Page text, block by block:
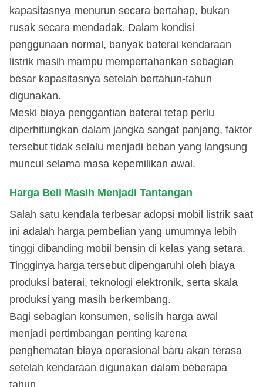
kapasitasnya menurun secara bertahap, bukan
rusak secara mendadak. Dalam kondisi
penggunaan normal, banyak baterai kendaraan
listrik masih mampu mempertahankan sebagian
besar kapasitasnya setelah bertahun-tahun
digunakan.
Meski biaya penggantian baterai tetap perlu
diperhitungkan dalam jangka sangat panjang, faktor
tersebut tidak selalu menjadi beban yang langsung
muncul selama masa kepemilikan awal.
Harga Beli Masih Menjadi Tantangan
Salah satu kendala terbesar adopsi mobil listrik saat
ini adalah harga pembelian yang umumnya lebih
tinggi dibanding mobil bensin di kelas yang setara.
Tingginya harga tersebut dipengaruhi oleh biaya
produksi baterai, teknologi elektronik, serta skala
produksi yang masih berkembang.
Bagi sebagian konsumen, selisih harga awal
menjadi pertimbangan penting karena
penghematan biaya operasional baru akan terasa
setelah kendaraan digunakan dalam beberapa
tahun.